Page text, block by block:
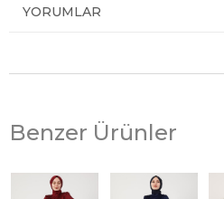
YORUMLAR
Benzer Ürünler